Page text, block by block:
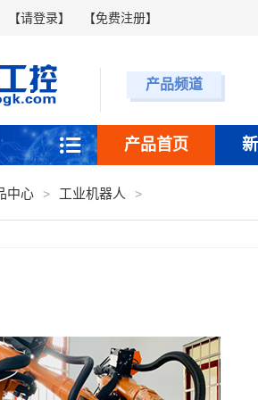
【请登录】 【免费注册】
产品频道
产品首页
中心 工业机器人